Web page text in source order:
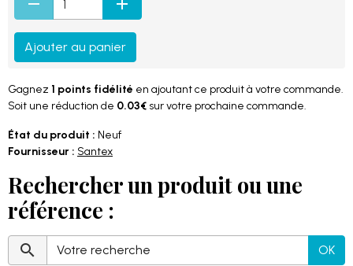
Ajouter au panier
Gagnez 1 points fidélité en ajoutant ce produit à votre commande.
Soit une réduction de 0.03€ sur votre prochaine commande.
État du produit : Neuf
Fournisseur : Santex
Rechercher un produit ou une
référence :
OK